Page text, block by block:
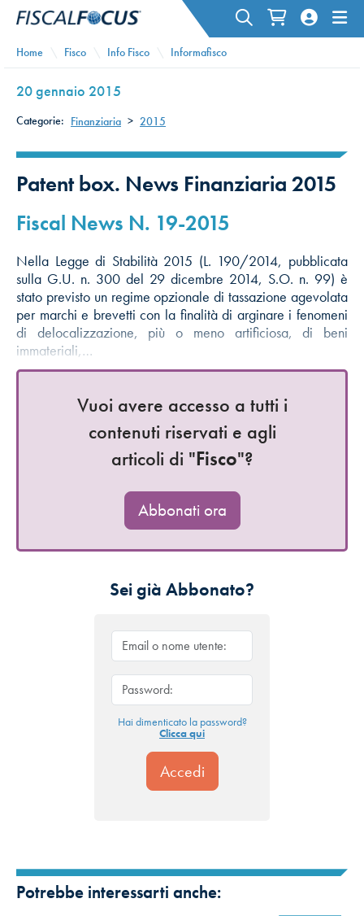
Home Fisco Info Fisco Informafisco
20 gennaio 2015
Categorie: Finanziaria > 2015
Patent box. News Finanziaria 2015
Fiscal News N. 19-2015
Nella Legge di Stabilità 2015 (L. 190/2014, pubblicata
sulla G.U. n. 300 del 29 dicembre 2014, S.O. n. 99) è
stato previsto un regime opzionale di tassazione agevolata
per marchi e brevetti con la finalità di arginare i fenomeni
di delocalizzazione, più o meno artificiosa, di beni
immateriali,…
Vuoi avere accesso a tutti i
contenuti riservati e agli
articoli di "Fisco"?
Abbonati ora
Sei già Abbonato?
Hai dimenticato la password?
Clicca qui
Potrebbe interessarti anche: